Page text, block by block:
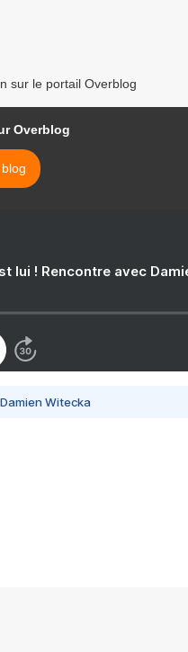
sur le portail Overblog
Overblog
lui ! Rencontre avec
Witecka